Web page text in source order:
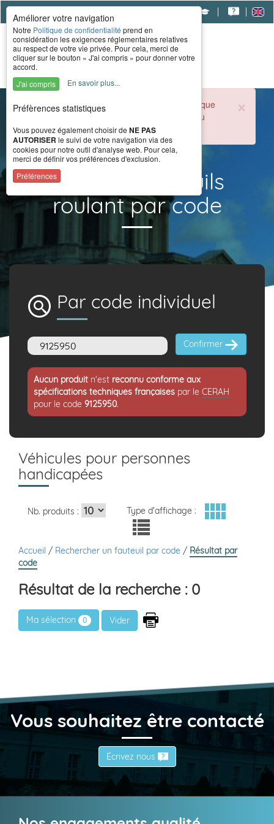
×
Durant la période estivale, l'accueil téléphonique
du CERAH est ouvert de 8h à 16h du lundi au
vendredi.
Résultat fauteuils
roulant par code
Par code individuel
Confirmer
Aucun produit n'est reconnu conforme aux
spécifications techniques françaises par le CERAH
pour le code 9125950.
Véhicules pour personnes
handicapées
Nb. produits : Type d'affichage :
Accueil / Rechercher un fauteuil par code / Résultat par
code
Résultat de la recherche : 0
Ma sélection 0
Vous souhaitez être contacté
Écrivez nous
Améliorer votre navigation
Notre Politique de confidentialité prend en
considération les exigences réglementaires relatives
au respect de votre vie privée. Pour cela, merci de
cliquer sur le bouton « J'ai compris » pour donner votre
accord.
J'ai compris
En savoir plus...
Préfèrences statistiques
Vous pouvez également choisir de NE PAS
AUTORISER le suivi de votre navigation via des
cookies pour notre outil d'analyse web. Pour cela,
merci de définir vos préférences d'exclusion.
Préférences